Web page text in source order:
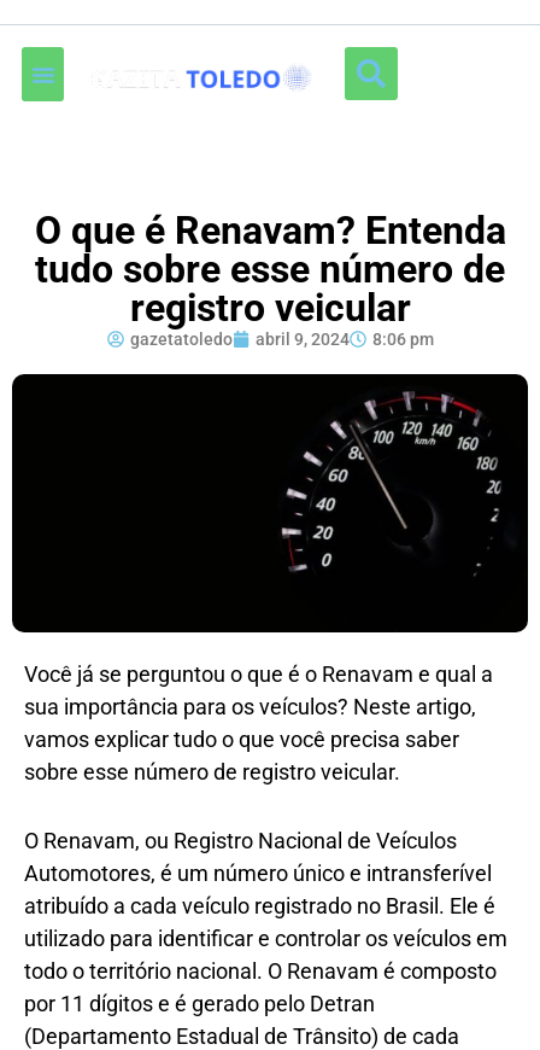
O que é Renavam? Entenda
tudo sobre esse número de
registro veicular
gazetatoledo abril 9, 2024 8:06 pm
Você já se perguntou o que é o Renavam e qual a
sua importância para os veículos? Neste artigo,
vamos explicar tudo o que você precisa saber
sobre esse número de registro veicular.
O Renavam, ou Registro Nacional de Veículos
Automotores, é um número único e intransferível
atribuído a cada veículo registrado no Brasil. Ele é
utilizado para identificar e controlar os veículos em
todo o território nacional. O Renavam é composto
por 11 dígitos e é gerado pelo Detran
(Departamento Estadual de Trânsito) de cada